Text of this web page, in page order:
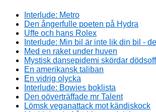
Interlude: Metro
Den ångerfulle poeten på Hydra
Uffe och hans Rolex
Interlude: Min bil är inte lik din bil -
Med en raket under huven
Mystisk dansepidemi skördar
En amerikansk taliban
En vidrig olycka
Interlude: Bowies boklista
Den oöverträffade mr Talent
Lömsk veganattack mot kändiskock